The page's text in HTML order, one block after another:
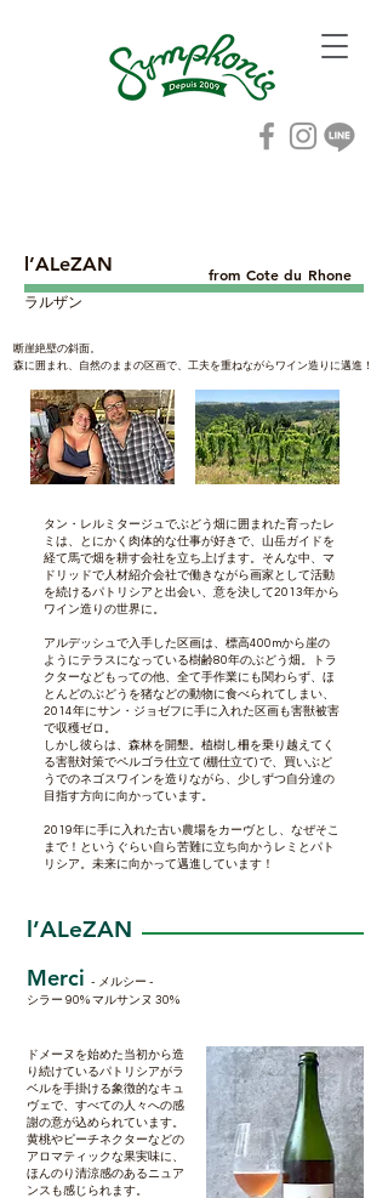
l’ALeZAN from Cote du Rhone
ラルザン
断崖絶壁の斜面。
森に囲まれ、自然のままの区画で、工夫を重ねながらワイン造りに邁進！
タン・レルミタージュでぶどう畑に囲まれた育ったレ
ミは、とにかく肉体的な仕事が好きで、山岳ガイドを
経て馬で畑を耕す会社を立ち上げます。そんな中、マ
ドリッドで人材紹介会社で働きながら画家として活動
を続けるパトリシアと出会い、意を決して2013年から
ワイン造りの世界に。
アルデッシュで入手した区画は、標高400mから崖の
ようにテラスになっている樹齢80年のぶどう畑。トラ
クターなどもっての他、全て手作業にも関わらず、ほ
とんどのぶどうを猪などの動物に食べられてしまい、
2014年にサン・ジョゼフに手に入れた区画も害獣被害
で収穫ゼロ。
しかし彼らは、森林を開墾。植樹し柵を乗り越えてく
る害獣対策でペルゴラ仕立て (棚仕立て) で、買いぶど
うでのネゴスワインを造りながら、少しずつ自分達の
目指す方向に向かっています。
2019年に手に入れた古い農場をカーヴとし、なぜそこ
まで！というぐらい自ら苦難に立ち向かうレミとパト
リシア。未来に向かって邁進しています！
l’ALeZAN
Merci - メルシー -
シラー 90% マルサンヌ 30%
ドメーヌを始めた当初から造
り続けているパトリシアがラ
ベルを手掛ける象徴的なキュ
ヴェで、すべての人々への感
謝の意が込められています。
黄桃やピーチネクターなどの
アロマティックな果実味に、
ほんのり清涼感のあるニュア
ンスも感じられます。